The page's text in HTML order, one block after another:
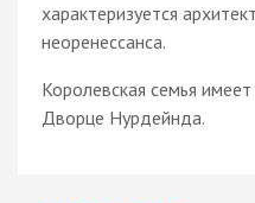
характеризуется
неоренессанса.
Королевская семья
Дворце Нурдейнда.